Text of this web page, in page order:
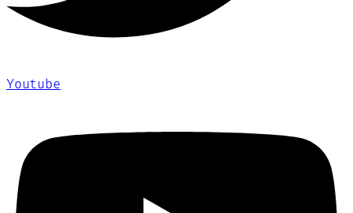
Youtube